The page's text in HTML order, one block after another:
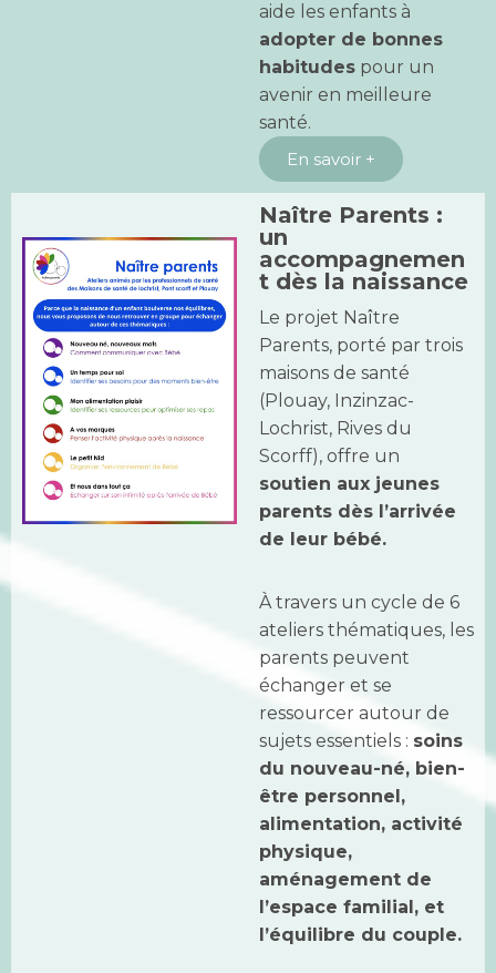
aide les enfants à
adopter de bonnes
habitudes pour un
avenir en meilleure
santé.
En savoir +
Naître Parents :
un
accompagnemen
t dès la naissance
Le projet Naître
Parents, porté par trois
maisons de santé
(Plouay, Inzinzac-
Lochrist, Rives du
Scorff), offre un
soutien aux jeunes
parents dès l’arrivée
de leur bébé.
À travers un cycle de 6
ateliers thématiques, les
parents peuvent
échanger et se
ressourcer autour de
sujets essentiels : soins
du nouveau-né, bien-
être personnel,
alimentation, activité
physique,
aménagement de
l’espace familial, et
l’équilibre du couple.